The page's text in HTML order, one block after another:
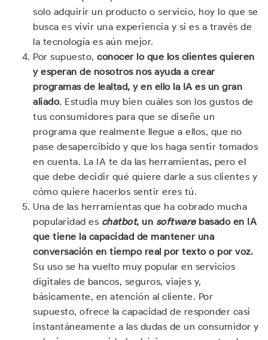
solo adquirir un producto o servicio, hoy lo que se
busca es vivir una experiencia y si es a través de
la tecnología es aún mejor.
Por supuesto, conocer lo que los clientes quieren
y esperan de nosotros nos ayuda a crear
programas de lealtad, y en ello la IA es un gran
aliado. Estudia muy bien cuáles son los gustos de
tus consumidores para que se diseñe un
programa que realmente llegue a ellos, que no
pase desapercibido y que los haga sentir tomados
en cuenta. La IA te da las herramientas, pero el
que debe decidir qué quiere darle a sus clientes y
cómo quiere hacerlos sentir eres tú.
Una de las herramientas que ha cobrado mucha
popularidad es chatbot, un softwarebasado en IA
que tiene la capacidad de mantener una
conversación en tiempo real por texto o por voz.
Su uso se ha vuelto muy popular en servicios
digitales de bancos, seguros, viajes y,
básicamente, en atención al cliente. Por
supuesto, ofrece la capacidad de responder casi
instantáneamente a las dudas de un consumidor y